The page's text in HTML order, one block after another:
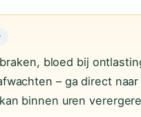
bloed bij
– ga direct
binnen uren